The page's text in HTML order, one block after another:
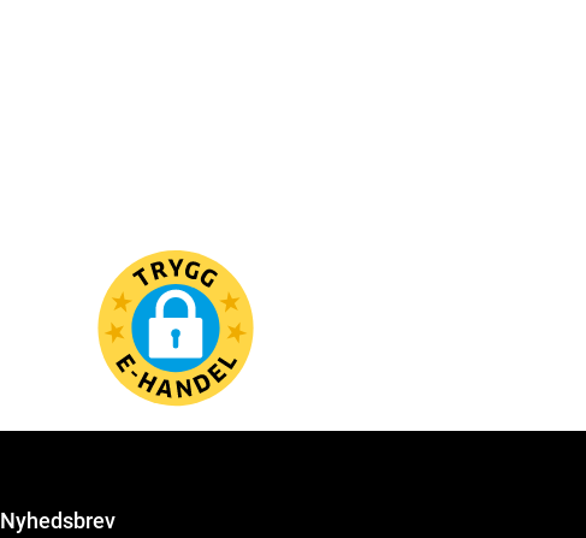
Nyhedsbrev